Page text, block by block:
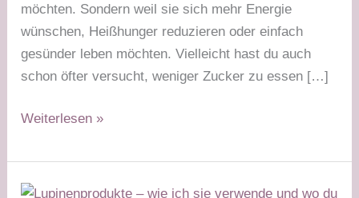
möchten. Sondern weil sie sich mehr Energie
wünschen, Heißhunger reduzieren oder einfach
gesünder leben möchten. Vielleicht hast du auch
schon öfter versucht, weniger Zucker zu essen […]
Weniger
konsumieren
–
Weiterlesen »